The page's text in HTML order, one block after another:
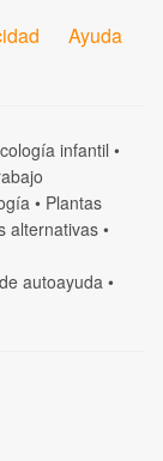
Ayuda
infantil •
• Plantas
alternativas •
autoayuda •